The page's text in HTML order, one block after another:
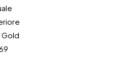
Gold